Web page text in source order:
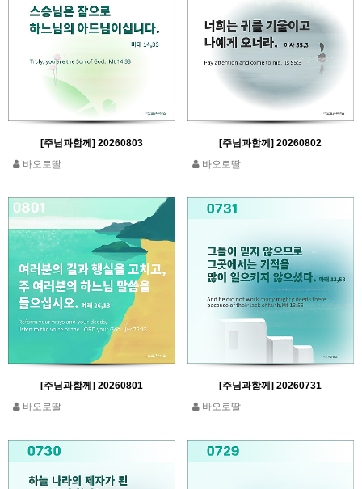
[주님과함께] 20260803
바오로딸
[주님과함께] 20260802
바오로딸
[주님과함께] 20260801
바오로딸
[주님과함께] 20260731
바오로딸